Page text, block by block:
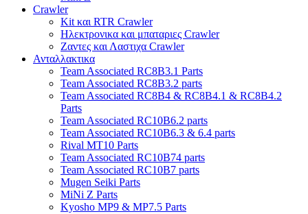
Crawler
Kit και RTR Crawler
Ηλεκτρονικα και μπαταριες Crawler
Ζαντες και Λαστιχα Crawler
Ανταλλακτικα
Team Associated RC8B3.1 Parts
Team Associated RC8B3.2 parts
Team Associated RC8B4 & RC8B4.1 & RC8B4.2
Parts
Team Associated RC10B6.2 parts
Team Associated RC10B6.3 & 6.4 parts
Rival MT10 Parts
Team Associated RC10B74 parts
Team Associated RC10B7 parts
Mugen Seiki Parts
MiNi Z Parts
Kyosho MP9 & MP7.5 Parts